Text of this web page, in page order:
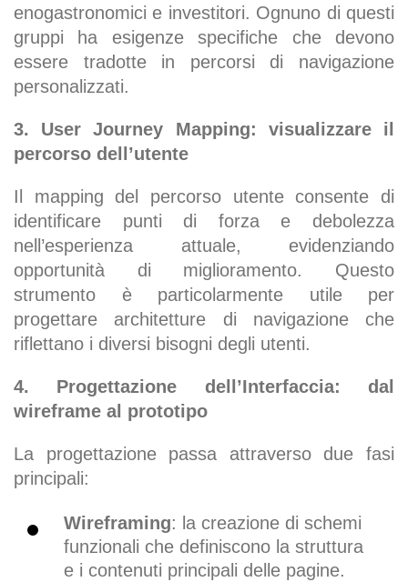
enogastronomici e investitori. Ognuno di questi
gruppi ha esigenze specifiche che devono
essere tradotte in percorsi di navigazione
personalizzati.
3. User Journey Mapping: visualizzare il
percorso dell’utente
Il mapping del percorso utente consente di
identificare punti di forza e debolezza
nell’esperienza attuale, evidenziando
opportunità di miglioramento. Questo
strumento è particolarmente utile per
progettare architetture di navigazione che
riflettano i diversi bisogni degli utenti.
4. Progettazione dell’Interfaccia: dal
wireframe al prototipo
La progettazione passa attraverso due fasi
principali:
Wireframing: la creazione di schemi
funzionali che definiscono la struttura
e i contenuti principali delle pagine.